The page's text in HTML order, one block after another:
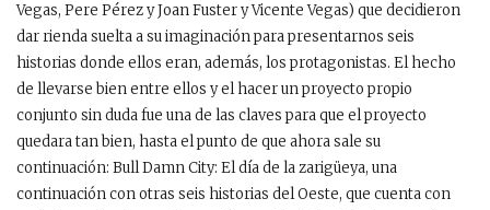
Vegas, Pere Pérez y Joan Fuster y Vicente Vegas) que decidieron
dar rienda suelta a su imaginación para presentarnos seis
historias donde ellos eran, además, los protagonistas. El hecho
de llevarse bien entre ellos y el hacer un proyecto propio
conjunto sin duda fue una de las claves para que el proyecto
quedara tan bien, hasta el punto de que ahora sale su
continuación: Bull Damn City: El día de la zarigüeya, una
continuación con otras seis historias del Oeste, que cuenta con